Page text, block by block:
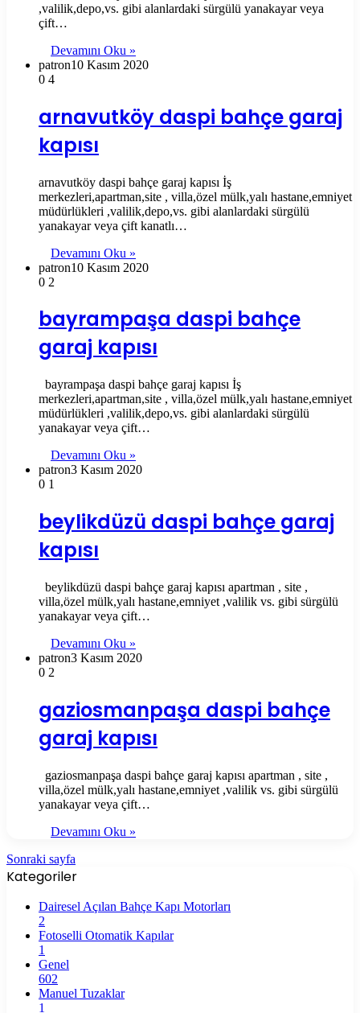
,valilik,depo,vs. gibi alanlardaki sürgülü yanakayar veya
çift…
Devamını Oku »
patron10 Kasım 2020
0 4
arnavutköy daspi bahçe garaj
kapısı
arnavutköy daspi bahçe garaj kapısı İş
merkezleri,apartman,site , villa,özel mülk,yalı hastane,emniyet
müdürlükleri ,valilik,depo,vs. gibi alanlardaki sürgülü
yanakayar veya çift kanatlı…
Devamını Oku »
patron10 Kasım 2020
0 2
bayrampaşa daspi bahçe
garaj kapısı
bayrampaşa daspi bahçe garaj kapısı İş
merkezleri,apartman,site , villa,özel mülk,yalı hastane,emniyet
müdürlükleri ,valilik,depo,vs. gibi alanlardaki sürgülü
yanakayar veya çift…
Devamını Oku »
patron3 Kasım 2020
0 1
beylikdüzü daspi bahçe garaj
kapısı
beylikdüzü daspi bahçe garaj kapısı apartman , site ,
villa,özel mülk,yalı hastane,emniyet ,valilik vs. gibi sürgülü
yanakayar veya çift…
Devamını Oku »
patron3 Kasım 2020
0 2
gaziosmanpaşa daspi bahçe
garaj kapısı
gaziosmanpaşa daspi bahçe garaj kapısı apartman , site ,
villa,özel mülk,yalı hastane,emniyet ,valilik vs. gibi sürgülü
yanakayar veya çift…
Devamını Oku »
Sonraki sayfa
Kategoriler
Dairesel Açılan Bahçe Kapı Motorları
2
Fotoselli Otomatik Kapılar
1
Genel
602
Manuel Tuzaklar
1